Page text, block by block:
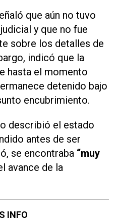
que aún no tuvo
y que no fue
sobre los detalles de
indicó que la
hasta el momento
detenido bajo
encubrimiento.
describió el estado
antes de ser
se encontraba “muy
avance de la
INFO